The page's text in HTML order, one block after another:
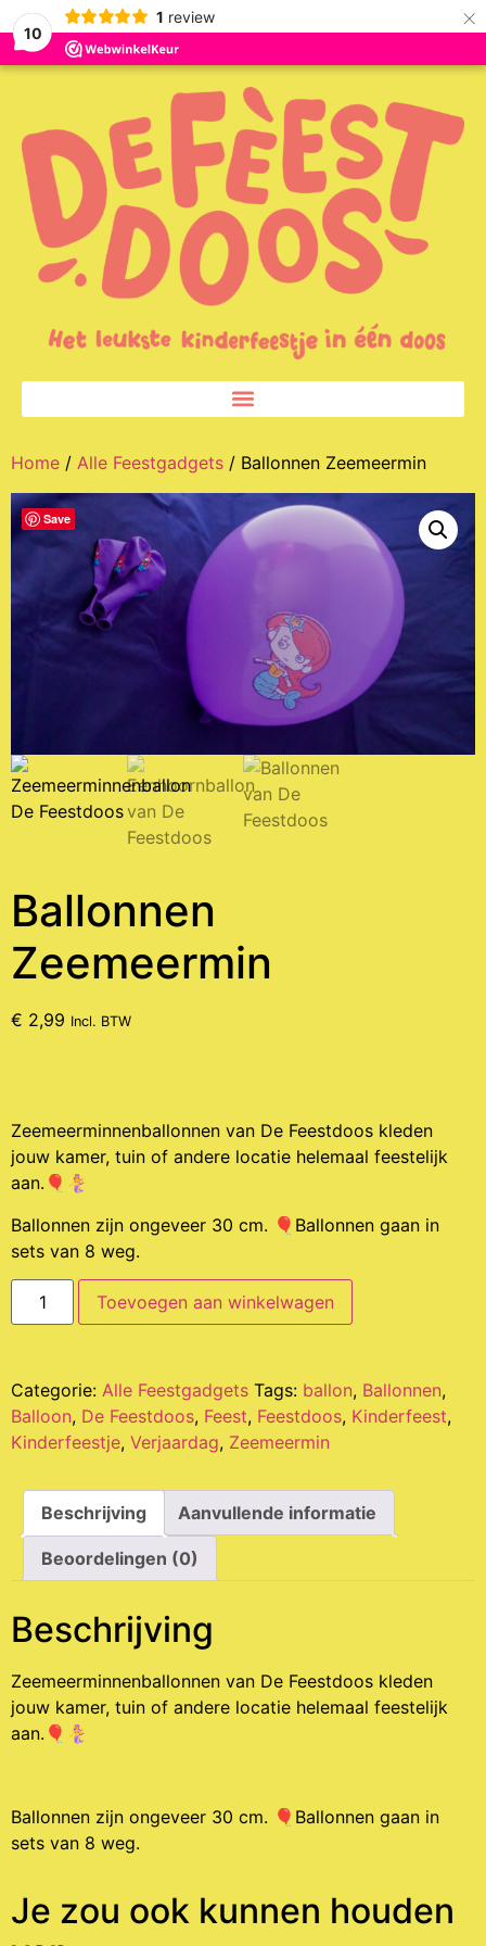
10
1 review ×
Home / Alle Feestgadgets / Ballonnen Zeemeermin
Save
Ballonnen
Zeemeermin
€ 2,99 Incl. BTW
Zeemeerminnenballonnen van De Feestdoos kleden
jouw kamer, tuin of andere locatie helemaal feestelijk
aan.🎈🧜‍♀️
Ballonnen zijn ongeveer 30 cm. 🎈Ballonnen gaan in
sets van 8 weg.
Toevoegen aan winkelwagen
Categorie: Alle Feestgadgets Tags: ballon, Ballonnen,
Balloon, De Feestdoos, Feest, Feestdoos, Kinderfeest,
Kinderfeestje, Verjaardag, Zeemeermin
Beschrijving Aanvullende informatie
Beoordelingen (0)
Beschrijving
Zeemeerminnenballonnen van De Feestdoos kleden
jouw kamer, tuin of andere locatie helemaal feestelijk
aan.🎈🧜‍♀️
Ballonnen zijn ongeveer 30 cm. 🎈Ballonnen gaan in
sets van 8 weg.
Je zou ook kunnen houden